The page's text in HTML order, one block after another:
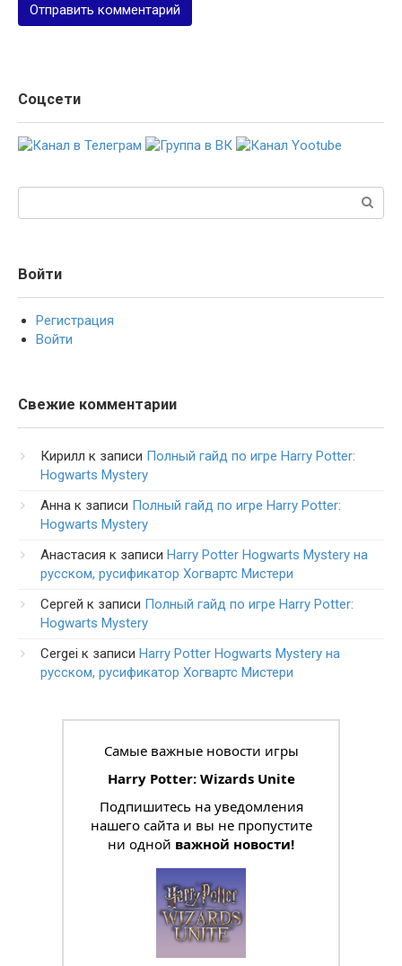
Соцсети
Войти
Регистрация
Войти
Свежие комментарии
Кирилл к записи Полный гайд по игре Harry Potter:
Hogwarts Mystery
Анна к записи Полный гайд по игре Harry Potter:
Hogwarts Mystery
Анастасия к записи Harry Potter Hogwarts Mystery на
русском, русификатор Хогвартс Мистери
Сергей к записи Полный гайд по игре Harry Potter:
Hogwarts Mystery
Cergei к записи Harry Potter Hogwarts Mystery на
русском, русификатор Хогвартс Мистери
Самые важные новости игры
Harry Potter: Wizards Unite
Подпишитесь на уведомления
нашего сайта и вы не пропустите
ни одной важной новости!